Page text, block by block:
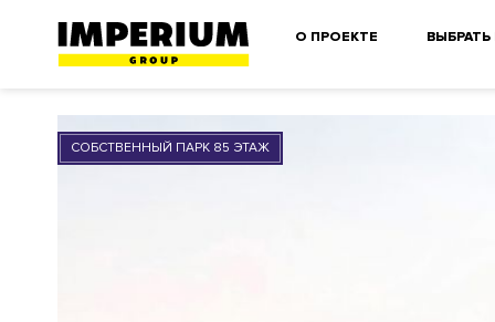
О ПРОЕКТЕ ВЫБРАТЬ
СОБСТВЕННЫЙ ПАРК 85 ЭТАЖ